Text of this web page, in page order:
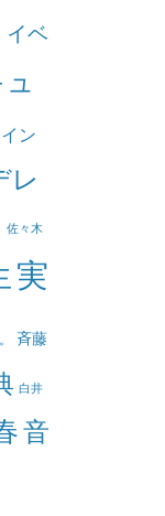
イベ
ン
レ
佐々木
実
斉藤
白井
音